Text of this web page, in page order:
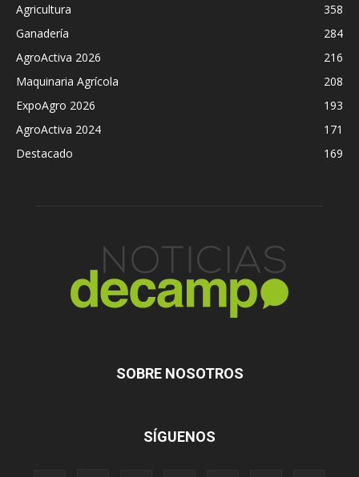
Agricultura
358
Ganadería
284
AgroActiva 2026
216
Maquinaria Agrícola
208
ExpoAgro 2026
193
AgroActiva 2024
171
Destacado
169
SOBRE NOSOTROS
SÍGUENOS